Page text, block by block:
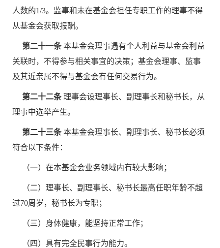
人数的1/3。监事和未在基金会担任专职工作的理事不得
从基金会获取报酬。
第二十一条本基金会理事遇有个人利益与基金会利益
关联时，不得参与相关事宜的决策；基金会理事、监事
及其近亲属不得与基金会有任何交易行为。
第二十二条理事会设理事长、副理事长和秘书长，从
理事中选举产生。
第二十三条本基金会理事长、副理事长、秘书长必须
符合以下条件：
（一）在本基金会业务领域内有较大影响；
（二）理事长、副理事长、秘书长最高任职年龄不超
过70周岁，秘书长为专职；
（三）身体健康，能坚持正常工作；
（四）具有完全民事行为能力。